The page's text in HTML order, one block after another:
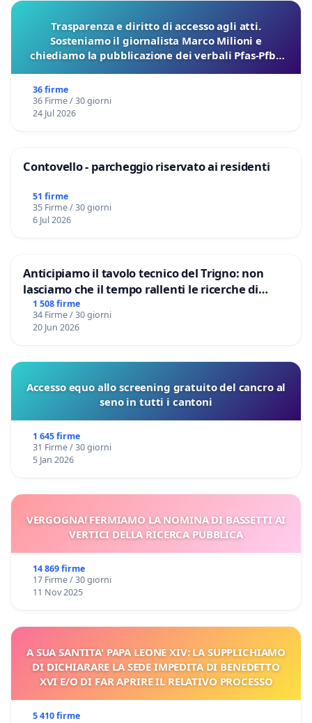
Trasparenza e diritto di accesso agli atti.
Sosteniamo il giornalista Marco Milioni e
chiediamo la pubblicazione dei verbali Pfas-Pfba
36 firme
36 Firme / 30 giorni
24 Jul 2026
Contovello - parcheggio riservato ai residenti
51 firme
35 Firme / 30 giorni
6 Jul 2026
Anticipiamo il tavolo tecnico del Trigno: non
lasciamo che il tempo rallenti le ricerche di
Domenico Racanati
1 508 firme
34 Firme / 30 giorni
20 Jun 2026
Accesso equo allo screening gratuito del cancro al
seno in tutti i cantoni
1 645 firme
31 Firme / 30 giorni
5 Jan 2026
VERGOGNA! FERMIAMO LA NOMINA DI BASSETTI AI
VERTICI DELLA RICERCA PUBBLICA
14 869 firme
17 Firme / 30 giorni
11 Nov 2025
A SUA SANTITA' PAPA LEONE XIV: LA SUPPLICHIAMO
DI DICHIARARE LA SEDE IMPEDITA DI BENEDETTO
XVI E/O DI FAR APRIRE IL RELATIVO PROCESSO
5 410 firme